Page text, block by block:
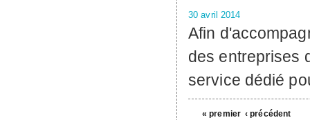
30 avril 2014
Afin
des entreprises
service dédié
« premier ‹ précédent